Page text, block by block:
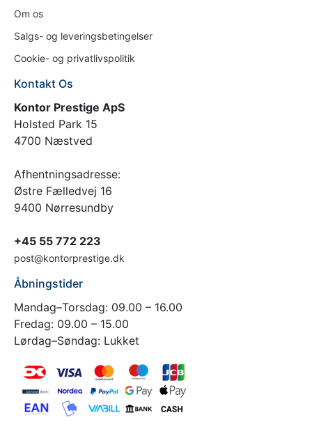
Om os
Salgs- og leveringsbetingelser
Cookie- og privatlivspolitik
Kontakt Os
Kontor Prestige ApS
Holsted Park 15
4700 Næstved
Afhentningsadresse:
Østre Fælledvej 16
9400 Nørresundby
+45 55 772 223
post@kontorprestige.dk
Åbningstider
Mandag–Torsdag: 09.00 – 16.00
Fredag: 09.00 – 15.00
Lørdag–Søndag: Lukket